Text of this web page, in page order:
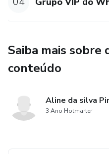
Saiba mais sobre
conteúdo
Aline da silva
3 Ano Hotmarter